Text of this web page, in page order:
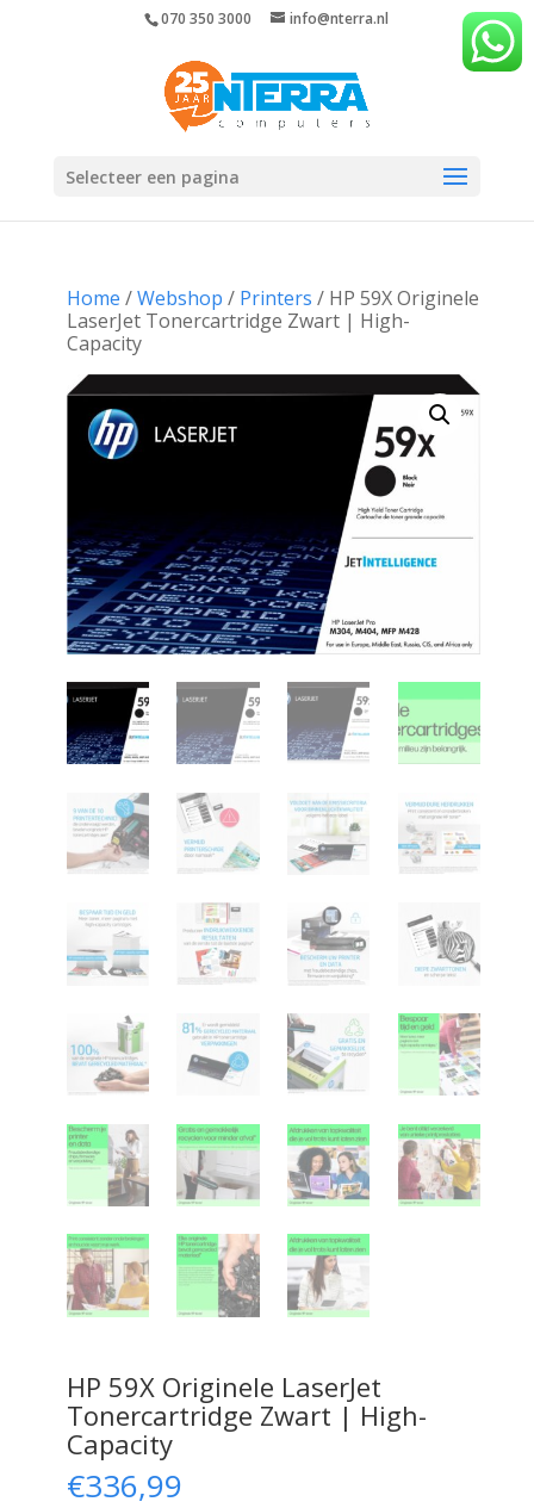
070 350 3000 info@nterra.nl
Selecteer een pagina
Home /Webshop / Printers / HP 59X Originele
LaserJet Tonercartridge Zwart | High-
Capacity
HP 59X Originele LaserJet
Tonercartridge Zwart | High-
Capacity
€336,99